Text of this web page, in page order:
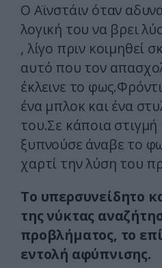
Ο Αϊνστάιν όταν
λογική του να βρει
, λίγο πριν κοιμηθεί
αυτό που τον
έκλεινε το
ένα μπλοκ και ένα
του.Σε κάποια στιγμή
ξυπνούσε άναβε το
χαρτί την λύση του
Το υπερσυνείδητο
της νύκτας
προβλήματος, το
εντολή αφύπνισης.